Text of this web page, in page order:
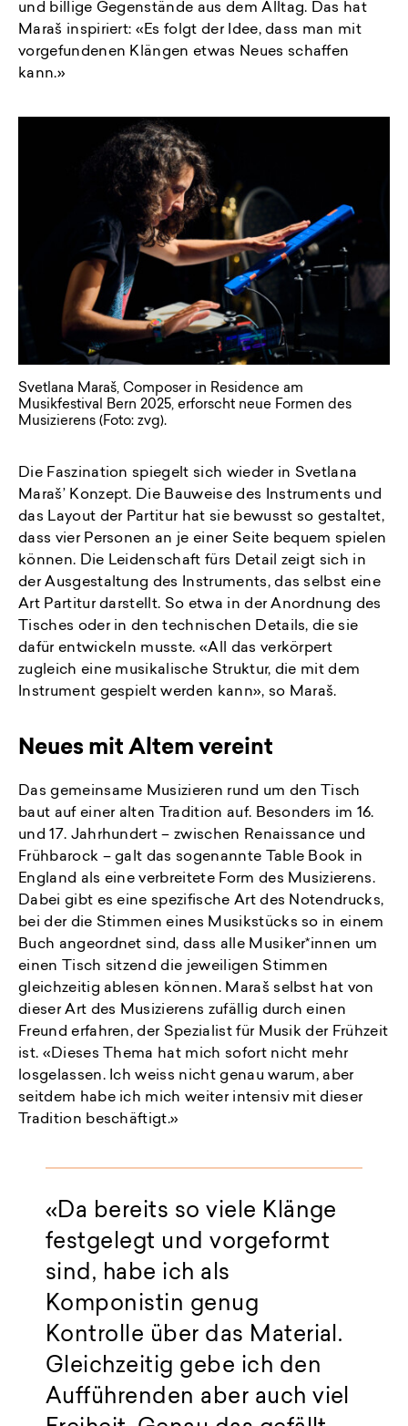
und billige Gegenstände aus dem Alltag. Das hat
Maraš inspiriert: «Es folgt der Idee, dass man mit
vorgefundenen Klängen etwas Neues schaffen
kann.»
Svetlana Maraš, Composer in Residence am
Musikfestival Bern 2025, erforscht neue Formen des
Musizierens (Foto: zvg).
Die Faszination spiegelt sich wieder in Svetlana
Maraš’ Konzept. Die Bauweise des Instruments und
das Layout der Partitur hat sie bewusst so gestaltet,
dass vier Personen an je einer Seite bequem spielen
können. Die Leidenschaft fürs Detail zeigt sich in
der Ausgestaltung des Instruments, das selbst eine
Art Partitur darstellt. So etwa in der Anordnung des
Tisches oder in den technischen Details, die sie
dafür entwickeln musste. «All das verkörpert
zugleich eine musikalische Struktur, die mit dem
Instrument gespielt werden kann», so Maraš.
Neues mit Altem vereint
Das gemeinsame Musizieren rund um den Tisch
baut auf einer alten Tradition auf. Besonders im 16.
und 17. Jahrhundert – zwischen Renaissance und
Frühbarock – galt das sogenannte Table Book in
England als eine verbreitete Form des Musizierens.
Dabei gibt es eine spezifische Art des Notendrucks,
bei der die Stimmen eines Musikstücks so in einem
Buch angeordnet sind, dass alle Musiker*innen um
einen Tisch sitzend die jeweiligen Stimmen
gleichzeitig ablesen können. Maraš selbst hat von
dieser Art des Musizierens zufällig durch einen
Freund erfahren, der Spezialist für Musik der Frühzeit
ist. «Dieses Thema hat mich sofort nicht mehr
losgelassen. Ich weiss nicht genau warum, aber
seitdem habe ich mich weiter intensiv mit dieser
Tradition beschäftigt.»
Da bereits so viele Klänge
festgelegt und vorgeformt
sind, habe ich als
Komponistin genug
Kontrolle über das Material.
Gleichzeitig gebe ich den
Aufführenden aber auch viel